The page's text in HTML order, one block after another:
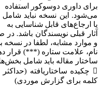
داوری دوسوکور استفاده
این نسخه نباید شامل
ارجاع‌های قابل شناسایی به
قبلی نویسندگان باشد. در
موارد مشابه، لطفا در نسخه بی
علامت ستاره (***) قرار
مقاله باید شامل
برای گزارش موردی)